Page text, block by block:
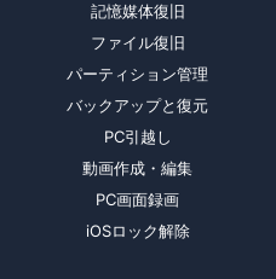
記憶媒体復旧
ファイル復旧
パーティション管理
バックアップと復元
PC引越し
動画作成・編集
PC画面録画
iOSロック解除